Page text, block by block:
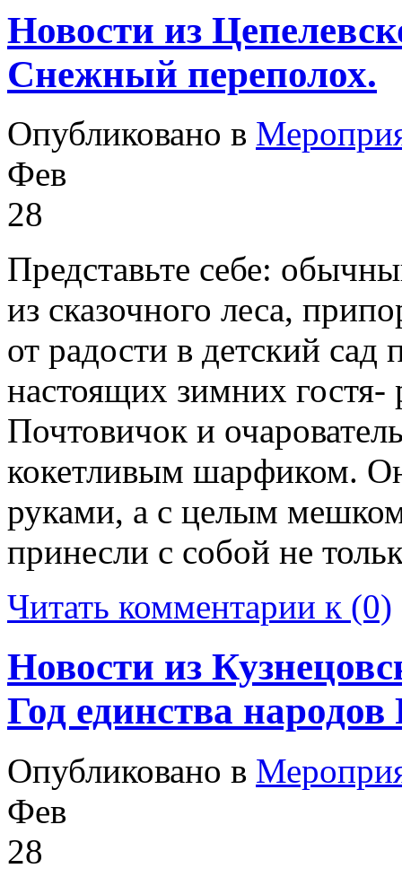
Новости из
Снежный переполох.
Опубликовано в
Фев
28
Представьте себе:
из сказочного леса,
от радости в детский
настоящих зимних
Почтовичок и
кокетливым шарфиком.
руками, а с целым
принесли с собой не
Читать комментарии к (0)
Новости из
Год единства народов
Опубликовано в
Фев
28